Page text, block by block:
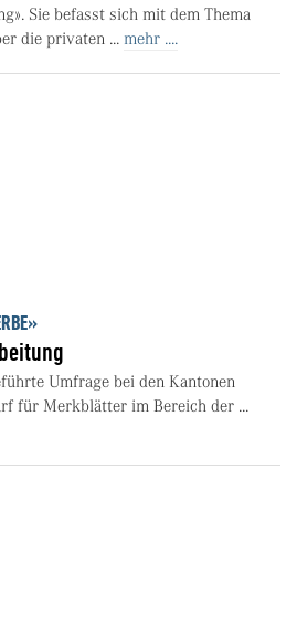
Sie befasst sich mit dem Thema
die privaten ... mehr ....
Umfrage bei den Kantonen
für Merkblätter im Bereich der ...